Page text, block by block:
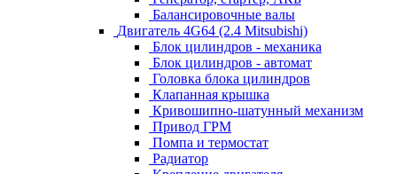
Балансировочные валы
Двигатель 4G64 (2.4 Mitsubishi)
Блок цилиндров - механика
Блок цилиндров - автомат
Головка блока цилиндров
Клапанная крышка
Кривошипно-шатунный механизм
Привод ГРМ
Помпа и термостат
Радиатор